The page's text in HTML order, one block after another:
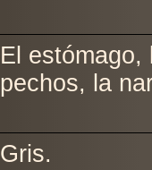
El estómago,
pechos, la
Gris.